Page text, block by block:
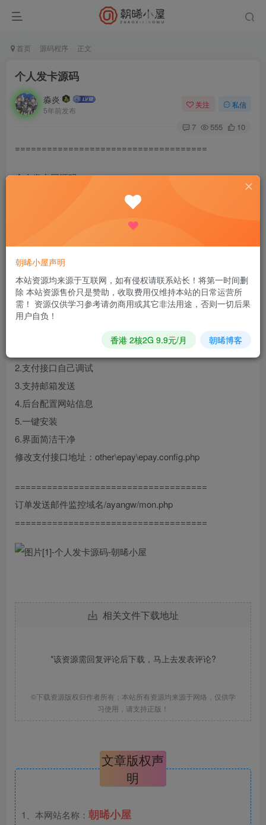
首页 源码程序 正文
个人发卡源码
淼炎
5年前发布
关注 私信
7 555 10
====================================
个人发卡网源码
3.增加订单监控自动发送订单信息到用户邮箱
4.增加支付接口
5.修复授权
6.邮箱发送改为本地
1.商品分类，添加分类，添加商品，添加卡密，
2.支付接口自己调试
3.支持邮箱发送
4.后台配置网站信息
5.一键安装
6.界面简洁干净
修改支付接口地址：other\epay\epay.config.php
====================================
订单发送邮件监控域名/ayangw/mon.php
====================================
相关文件下载地址
*该资源需回复评论后下载，马上去发表评论?
©下载资源版权归作者所有；本站所有资源均来源于网络，仅供学
习使用，请支持正版！
文章版权声
明
1、本网站名称： 朝晞小屋
朝晞小屋声明
本站资源均来源于互联网，如有侵权请联系站长！将第一时间删
除 本站资源售价只是赞助，收取费用仅维持本站的日常运营所
需！ 资源仅供学习参考请勿商用或其它非法用途，否则一切后果
用户自负！
香港 2核2G 9.9元/月 朝晞博客